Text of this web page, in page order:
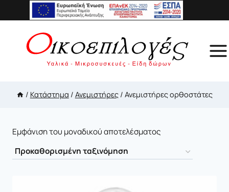
to
content
/ Κατάστημα / Ανεμιστήρες / Ανεμιστήρες ορθοστάτες
Εμφάνιση του μοναδικού αποτελέσματος